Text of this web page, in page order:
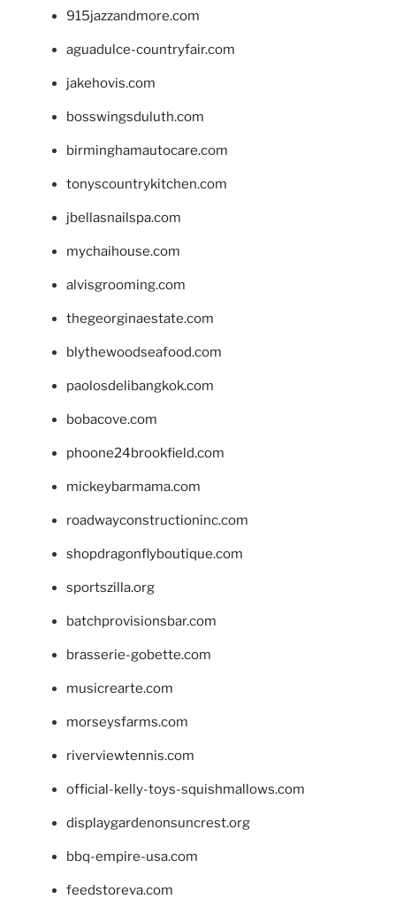
915jazzandmore.com
aguadulce-countryfair.com
jakehovis.com
bosswingsduluth.com
birminghamautocare.com
tonyscountrykitchen.com
jbellasnailspa.com
mychaihouse.com
alvisgrooming.com
thegeorginaestate.com
blythewoodseafood.com
paolosdelibangkok.com
bobacove.com
phoone24brookfield.com
mickeybarmama.com
roadwayconstructioninc.com
shopdragonflyboutique.com
sportszilla.org
batchprovisionsbar.com
brasserie-gobette.com
musicrearte.com
morseysfarms.com
riverviewtennis.com
official-kelly-toys-squishmallows.com
displaygardenonsuncrest.org
bbq-empire-usa.com
feedstoreva.com